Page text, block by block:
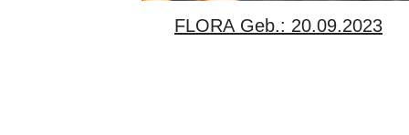
FLORA Geb.: 20.09.2023